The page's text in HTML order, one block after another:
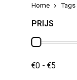
Home Tags
PRIJS
€0 - €5